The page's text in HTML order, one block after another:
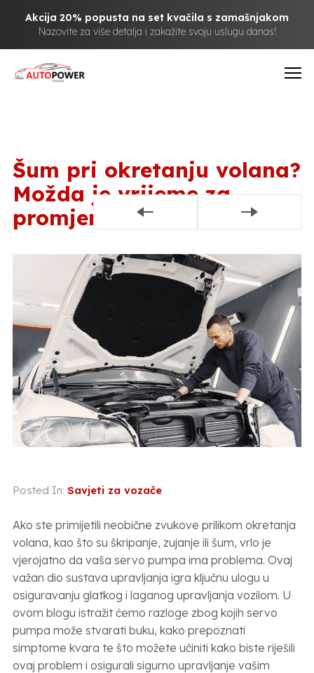
Akcija 20% popusta na set kvačila s zamašnjakom
Nazovite za više detalja i zakažite svoju uslugu danas!
Šum pri okretanju volana?
Možda je vrijeme za
promjenu servo pumpe
Posted In: Savjeti za vozače
Ako ste primijetili neobične zvukove prilikom okretanja
volana, kao što su škripanje, zujanje ili šum, vrlo je
vjerojatno da vaša servo pumpa ima problema. Ovaj
važan dio sustava upravljanja igra ključnu ulogu u
osiguravanju glatkog i laganog upravljanja vozilom. U
ovom blogu istražit ćemo razloge zbog kojih servo
pumpa može stvarati buku, kako prepoznati
simptome kvara te što možete učiniti kako biste riješili
ovaj problem i osigurali sigurno upravljanje vašim